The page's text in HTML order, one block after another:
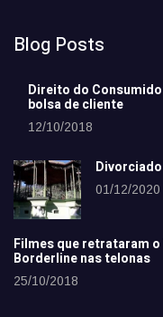
Blog Posts
Direito do
bolsa de cliente
12/10/2018
01/12/2020
Filmes que retrataram
Borderline nas telonas
25/10/2018